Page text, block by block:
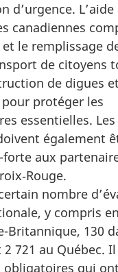
d’urgence.
canadiennes
le remplissage
de citoyens
de digues
protéger les
essentielles.
également
aux
nombre
y compris
Britannique, 130
721 au Québec. Il
obligatoires qui